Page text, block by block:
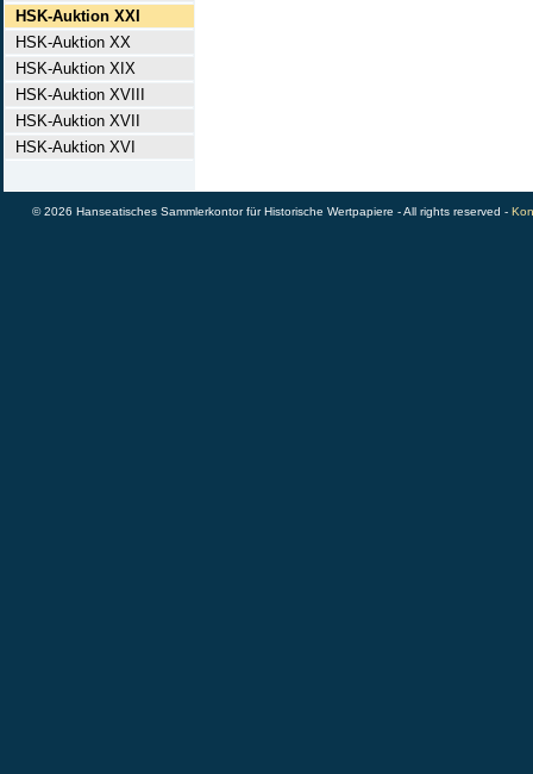
HSK-Auktion XXI
HSK-Auktion XX
HSK-Auktion XIX
HSK-Auktion XVIII
HSK-Auktion XVII
HSK-Auktion XVI
© 2026 Hanseatisches Sammlerkontor für Historische Wertpapiere - All rights reserved -